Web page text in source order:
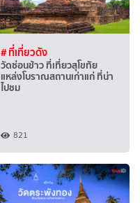
# ที่เที่ยวดัง
วัดซ่อนข้าว ที่เที่ยวสุโขทัย
แหล่งโบราณสถานเก่าแก่ ที่น่า
ไปชม
821